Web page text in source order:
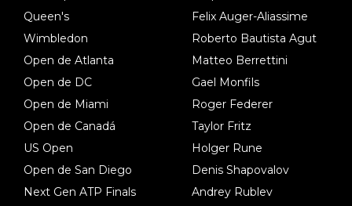
Queen's
Wimbledon
Open de Atlanta
Open de DC
Open de Miami
Open de Canadá
US Open
Open de San Diego
Next Gen ATP Finals
Felix Auger-Aliassime
Roberto Bautista Agut
Matteo Berrettini
Gael Monfils
Roger Federer
Taylor Fritz
Holger Rune
Denis Shapovalov
Andrey Rublev